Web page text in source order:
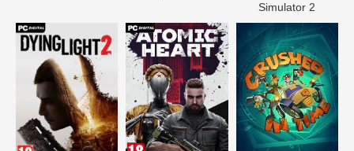
Simulator 2